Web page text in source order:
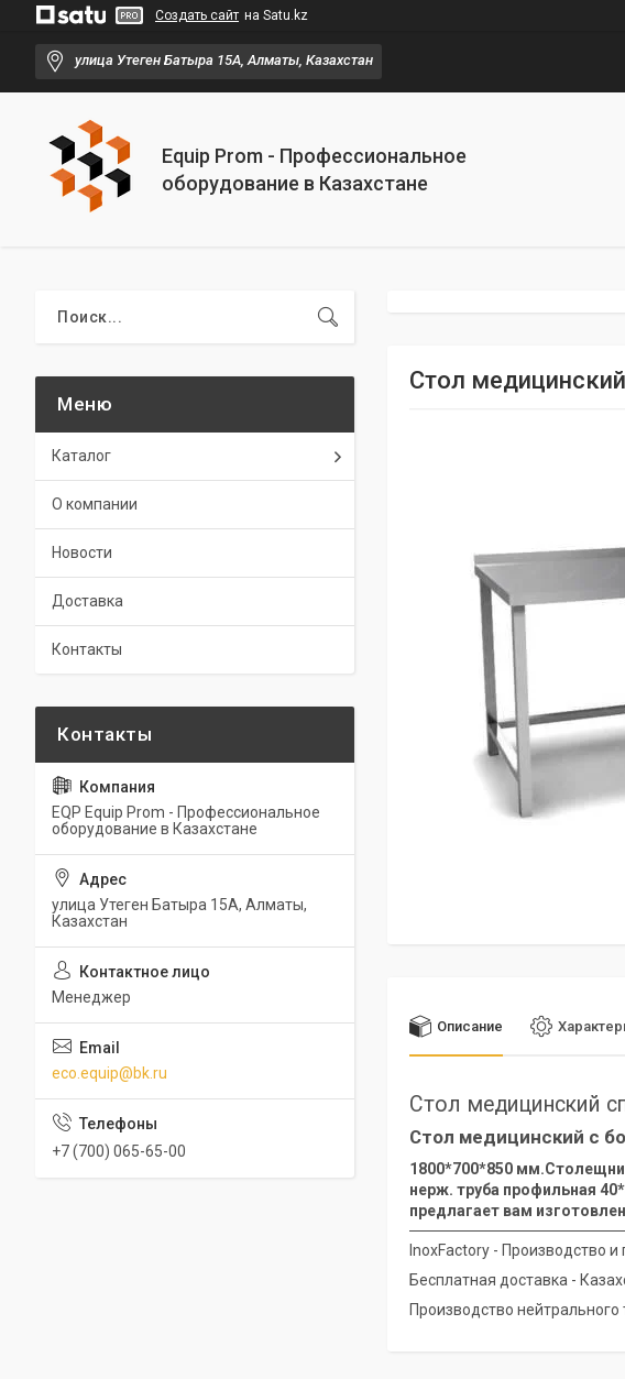
Создать сайт на Satu.kz
улица Утеген Батыра 15А, Алматы, Казахстан
Equip Prom - Профессиональное
оборудование в Казахстане
Стол
Описание
Стол медицинский
Стол медицинский с
1800*700*850
нерж. труба профильная
предлагает вам
InoxFactory - Производство
Бесплатная доставка -
Производство
Каталог
О компании
Новости
Доставка
Контакты
EQP Equip Prom - Профессиональное
оборудование в Казахстане
улица Утеген Батыра 15А, Алматы,
Казахстан
Менеджер
eco.equip@bk.ru
+7 (700) 065-65-00